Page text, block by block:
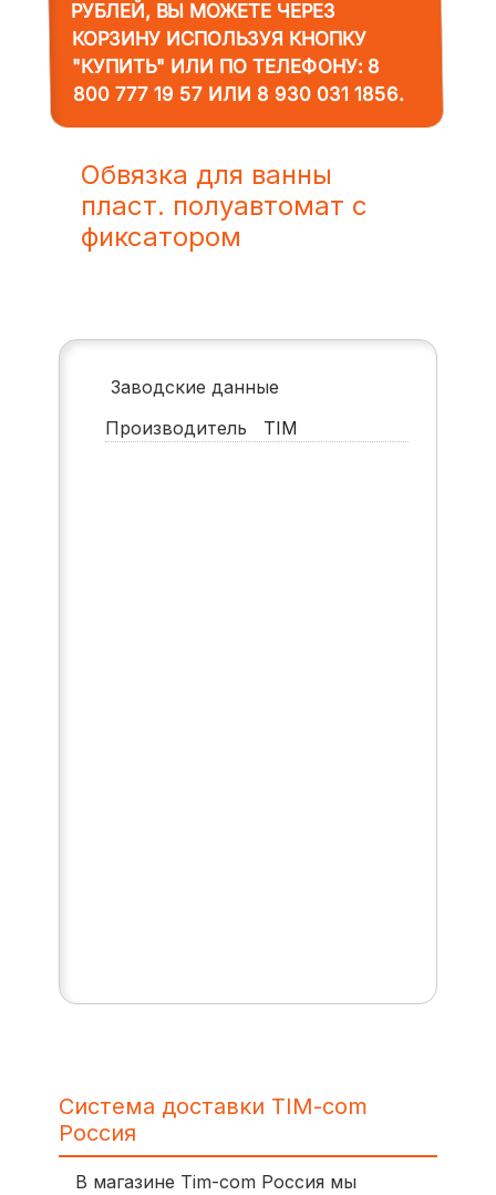
РУБЛЕЙ, ВЫ МОЖЕТЕ ЧЕРЕЗ
КОРЗИНУ ИСПОЛЬЗУЯ КНОПКУ
"КУПИТЬ" ИЛИ ПО ТЕЛЕФОНУ: 8
800 777 19 57ИЛИ 8 930 031 1856.
Обвязка для ванны
пласт. полуавтомат с
фиксатором
Заводские данные
Производитель
TIM
Система доставки TIM-com
Россия
В магазине Tim-com Россия мы